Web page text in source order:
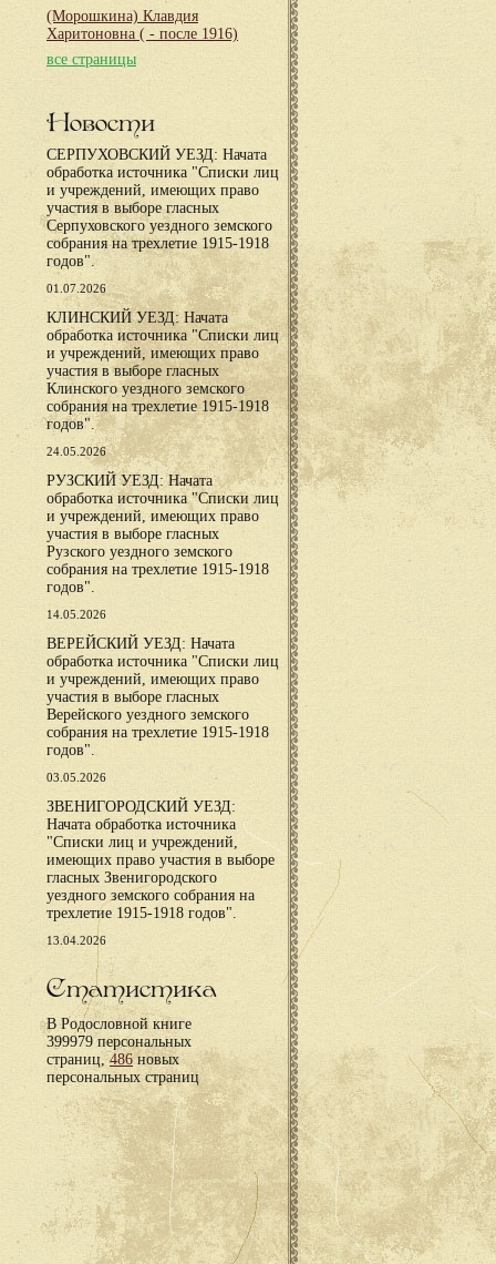
(Морошкина) Клавдия
Харитоновна ( - после 1916)
все страницы
Новости
СЕРПУХОВСКИЙ УЕЗД: Начата
обработка источника "Списки лиц
и учреждений, имеющих право
участия в выборе гласных
Серпуховского уездного земского
собрания на трехлетие 1915-1918
годов".
01.07.2026
КЛИНСКИЙ УЕЗД: Начата
обработка источника "Списки лиц
и учреждений, имеющих право
участия в выборе гласных
Клинского уездного земского
собрания на трехлетие 1915-1918
годов".
24.05.2026
РУЗСКИЙ УЕЗД: Начата
обработка источника "Списки лиц
и учреждений, имеющих право
участия в выборе гласных
Рузского уездного земского
собрания на трехлетие 1915-1918
годов".
14.05.2026
ВЕРЕЙСКИЙ УЕЗД: Начата
обработка источника "Списки лиц
и учреждений, имеющих право
участия в выборе гласных
Верейского уездного земского
собрания на трехлетие 1915-1918
годов".
03.05.2026
ЗВЕНИГОРОДСКИЙ УЕЗД:
Начата обработка источника
"Списки лиц и учреждений,
имеющих право участия в выборе
гласных Звенигородского
уездного земского собрания на
трехлетие 1915-1918 годов".
13.04.2026
Статистика
В Родословной книге
399979 персональных
страниц,486новых
персональных страниц